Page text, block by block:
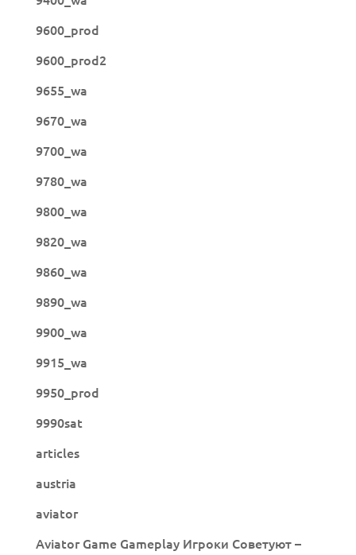
9600_prod
9600_prod2
9655_wa
9670_wa
9700_wa
9780_wa
9800_wa
9820_wa
9860_wa
9890_wa
9900_wa
9915_wa
9950_prod
9990sat
articles
austria
aviator
Aviator Game Gameplay Игроки Советуют –